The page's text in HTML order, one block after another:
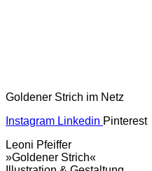
Goldener Strich im Netz
Instagram Linkedin Pinterest
Leoni Pfeiffer
»Goldener Strich«